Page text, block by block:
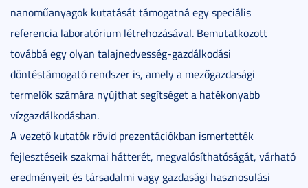
nanoműanyagok kutatását támogatná egy speciális
referencia laboratórium létrehozásával. Bemutatkozott
továbbá egy olyan talajnedvesség-gazdálkodási
döntéstámogató rendszer is, amely a mezőgazdasági
termelők számára nyújthat segítséget a hatékonyabb
vízgazdálkodásban.
A vezető kutatók rövid prezentációkban ismertették
fejlesztéseik szakmai hátterét, megvalósíthatóságát, várható
eredményeit és társadalmi vagy gazdasági hasznosulási